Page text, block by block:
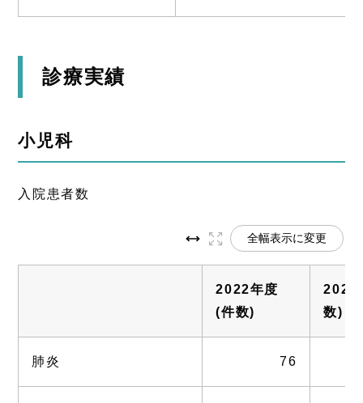
診療実績
小児科
入院患者数
全幅表示に変更
2022年度
(件数)
2023
数)
肺炎 76